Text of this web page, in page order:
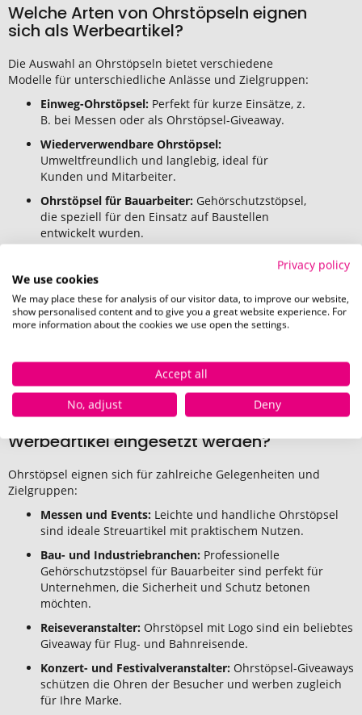
Welche Arten von Ohrstöpseln eignen
sich als Werbeartikel?
Die Auswahl an Ohrstöpseln bietet verschiedene
Modelle für unterschiedliche Anlässe und Zielgruppen:
Einweg-Ohrstöpsel: Perfekt für kurze Einsätze, z.
B. bei Messen oder als Ohrstöpsel-Giveaway.
Wiederverwendbare Ohrstöpsel:
Umweltfreundlich und langlebig, ideal für
Kunden und Mitarbeiter.
Ohrstöpsel für Bauarbeiter: Gehörschutzstöpsel,
die speziell für den Einsatz auf Baustellen
entwickelt wurden.
geräuschdämpfend, ideal für Flugreisen oder
Bahnfahrten.
Ohrstöpsel mit Etui:In einem bedruckbaren
Masken-Etui geliefert, praktisch und hygienisch.
Diese Varianten machen Ohrstöpsel zu vielseitigen
Werbeartikeln, die Ihre Marke mit Schutz und Komfort
verbinden.
Wann und wo können Ohrstöpsel als
Werbeartikel eingesetzt werden?
Ohrstöpsel eignen sich für zahlreiche Gelegenheiten und
Zielgruppen:
Messen und Events: Leichte und handliche Ohrstöpsel
sind ideale Streuartikel mit praktischem Nutzen.
Bau- und Industriebranchen: Professionelle
Gehörschutzstöpsel für Bauarbeiter sind perfekt für
Unternehmen, die Sicherheit und Schutz betonen
möchten.
Reiseveranstalter: Ohrstöpsel mit Logo sind ein beliebtes
Giveaway für Flug- und Bahnreisende.
Konzert- und Festivalveranstalter: Ohrstöpsel-Giveaways
schützen die Ohren der Besucher und werben zugleich
für Ihre Marke.
Privacy policy
We use cookies
We may place these for analysis of our visitor data, to improve our website,
show personalised content and to give you a great website experience. For
more information about the cookies we use open the settings.
Accept all
No, adjust
Deny